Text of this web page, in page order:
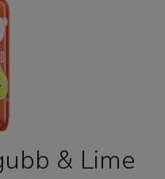
& Lime